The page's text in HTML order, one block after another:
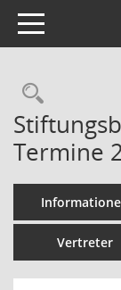
Toggle navigation
Termine
Vertreter